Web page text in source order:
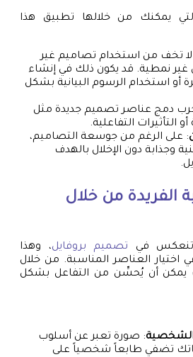
يمكنك من خلالها تطبيق هذا
تخف من استخدام تصاميم غير
غير نمطية. قد يكون ذلك في إنشاء
أو استخدام الرسوم البيانية بشكل
دمج عناصر تصميم جديدة مثل
التأثيرات التفاعلية.
: على الرغم من جوسعة التصاميم،
وجذابة دون الإخلال بالهدف
الفريدة من خلال
في تصميم بروفايل، وهذا
العناصر المناسبة. من خلال
يمكن أن يُحسِّن من التفاعل بشكل
الشخصية: صورة تعبر عن أسلوب
تضفي طابعاً شخصياً على